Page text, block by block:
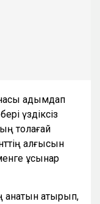
адымдап
үздіксіз
толағай
алғысын
ұсынар
қақтырып,